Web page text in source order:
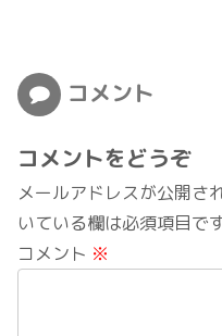
コメント
コメントをどうぞ
メールアドレスが公開さ
いている欄は必須項目で
コメント ※